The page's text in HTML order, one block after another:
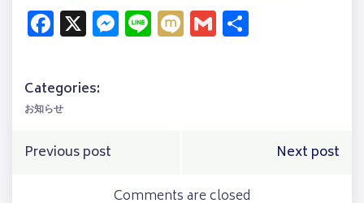
Facebook
X Messenger
LineMixiGmail
Categories:
お知らせ
Post
Previous post
Next post
Comments are closed